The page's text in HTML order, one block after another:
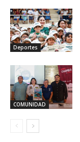
Deportes
COMUNIDAD